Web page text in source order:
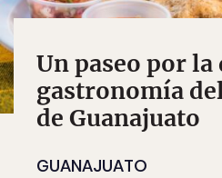
Un paseo por
gastronomía
de Guanajuato
GUANAJUATO